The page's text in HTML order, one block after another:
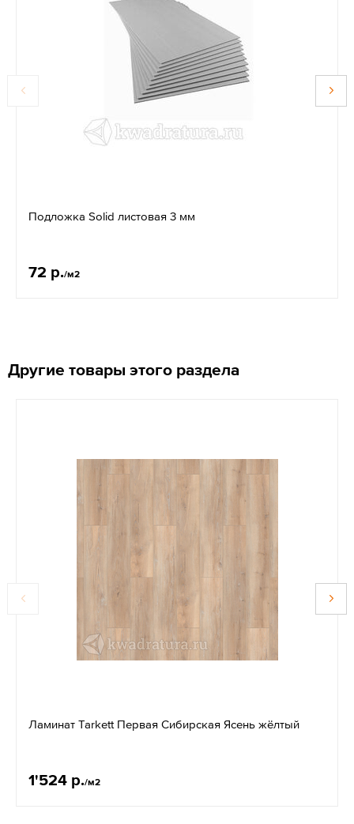
Подложка Solid листовая 3 мм
72 р./м2
Другие товары этого раздела
Ламинат Tarkett Первая Сибирская Ясень жёлтый
1'524 р./м2